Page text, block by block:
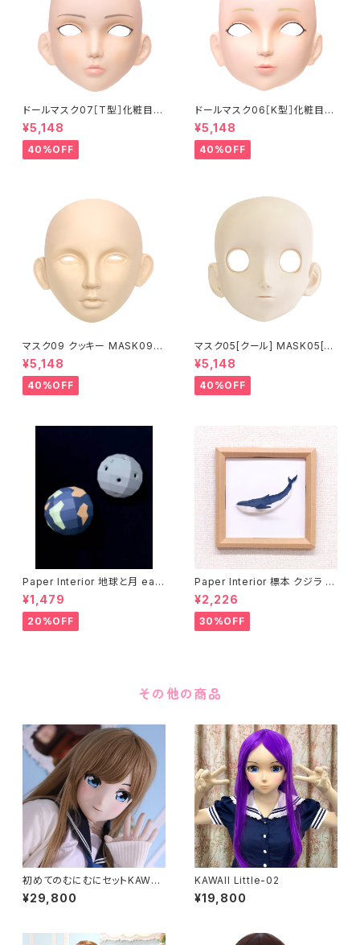
ドールマスク07［T型］化粧目穴
処理済 MASK07 [DOLL T] O
pening eye hole and make
up
¥5,148
40%OFF
ドールマスク06［K型］化粧目穴
処理 MASK06 [DOLL K] Op
ening eye hole and make
up
¥5,148
40%OFF
マスク09 クッキー MASK09
“COOKIE”
¥5,148
40%OFF
マスク05[クール] MASK05[C
OOL]
¥5,148
40%OFF
Paper Interior 地球と月 eart
h and moon
¥1,479
20%OFF
Paper Interior 標本 クジラ s
pecimen whale
¥2,226
30%OFF
その他の商品
初めてのむにむにセットKAWAII
EX-15
¥29,800
KAWAII Little-02
¥19,800